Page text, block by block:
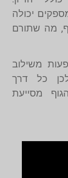
יכולה
מה שתורם
משילוב
כל דרך
מסייעת